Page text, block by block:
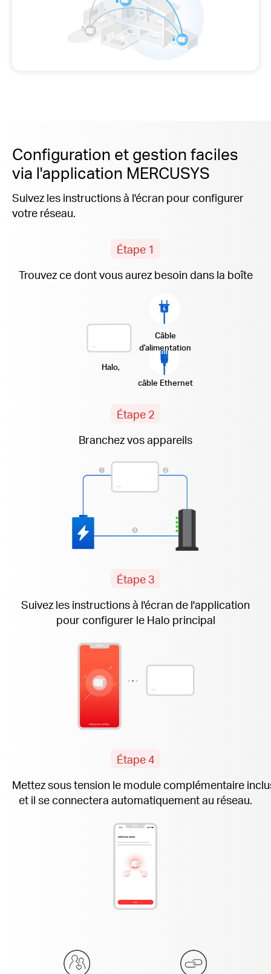
Configuration et gestion faciles
via l'application MERCUSYS
Suivez les instructions à l'écran pour configurer
votre réseau.
Étape 1
Trouvez ce dont vous aurez besoin dans la boîte
Câble
d'alimentation
Halo,
câble Ethernet
Étape 2
Branchez vos appareils
Étape 3
Suivez les instructionsà l'écran de l'application
pour configurer le Halo principal
Étape 4
Mettez sous tension le module complémentaire
et il se connectera automatiquement au réseau.